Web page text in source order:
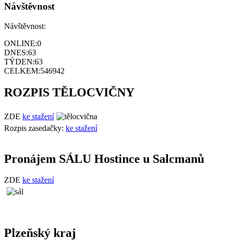
Návštěvnost
Návštěvnost:
ONLINE:0
DNES:63
TÝDEN:63
CELKEM:546942
ROZPIS TĚLOCVIČNY
ZDE ke stažení
Rozpis zasedačky: ke stažení
Pronájem SÁLU Hostince u Salcmanů
ZDE ke stažení
Plzeňský kraj